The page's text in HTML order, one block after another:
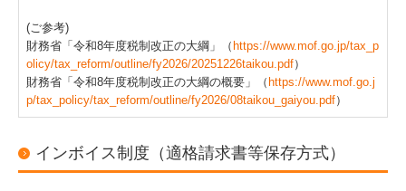
過去の実績
雑誌・Web掲載情報
採用情報
代表メッセージ
(ご参考)
財務省「令和8年度税制改正の大綱」（https://www.mof.go.jp/tax_p
olicy/tax_reform/outline/fy2026/20251226taikou.pdf）
財務省「令和8年度税制改正の大綱の概要」（https://www.mof.go.j
p/tax_policy/tax_reform/outline/fy2026/08taikou_gaiyou.pdf）
インボイス制度（適格請求書等保存方式）